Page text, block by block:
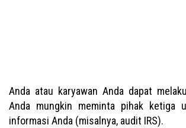
Anda atau karyawan Anda dapat
Anda mungkin meminta pihak ketiga
informasi Anda (misalnya, audit IRS).